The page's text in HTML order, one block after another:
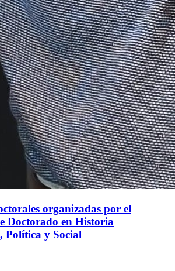
organizadas por el
Doctorado en Historia
Política y Social